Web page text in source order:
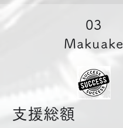
03
Makuake
支援総額